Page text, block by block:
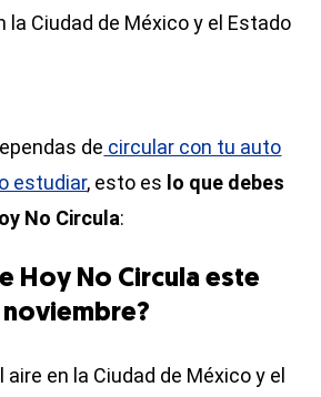
la Ciudad de México y el Estado
de circular con tu auto
estudiar, esto es lo que debes
No Circula:
Hoy No Circula este
noviembre?
aire en la Ciudad de México y el